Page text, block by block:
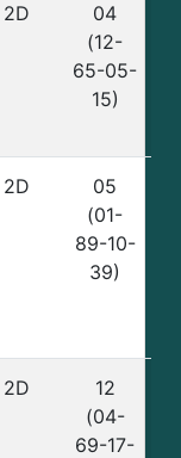
2D
04
(12-
65-05-
15)
2D
05
(01-
89-10-
39)
2D
12
(04-
69-17-